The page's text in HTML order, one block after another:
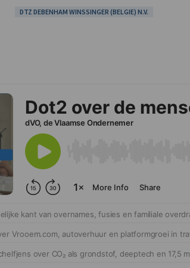
DTZ DEBENHAM WINSSINGER (BELGIE) N.V.